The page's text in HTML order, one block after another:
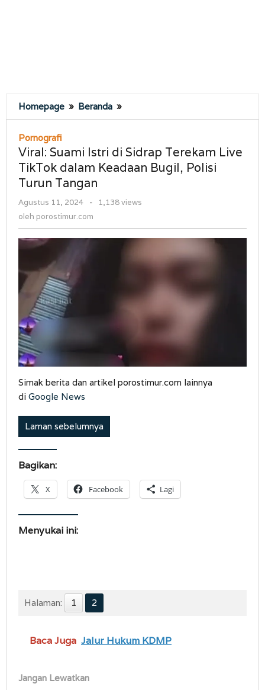
Homepage » Beranda »
Suami
di
Sidrap
Terekam
TikTok
Bugil,
Turun
Pornografi
Viral: Suami Istri di Sidrap Terekam Live
TikTok dalam Keadaan Bugil, Polisi
Turun Tangan
Agustus 11, 2024
oleh
-
1,138 views
oleh porostimur.com
Simak berita dan artikel porostimur.com lainnya
di Google News
Laman sebelumnya
Bagikan:
X Facebook Lagi
Menyukai ini:
Halaman: 1 2
Baca Juga Jalur Hukum KDMP
Jangan Lewatkan